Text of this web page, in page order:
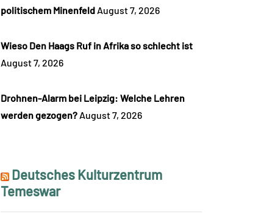
politischem Minenfeld August 7, 2026
Wieso Den Haags Ruf in Afrika so schlecht ist
August 7, 2026
Drohnen-Alarm bei Leipzig: Welche Lehren
werden gezogen? August 7, 2026
Deutsches Kulturzentrum
Temeswar